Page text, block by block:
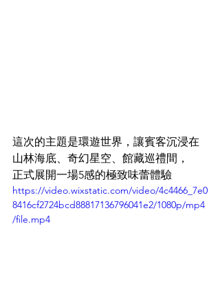
這次的主題是環遊世界，讓賓客沉浸在
山林海底、奇幻星空、館藏巡禮間，
正式展開一場5感的極致味蕾體驗
https://video.wixstatic.com/video/4c4466_7e0
8416cf2724bcd88817136796041e2/1080p/mp4
/file.mp4